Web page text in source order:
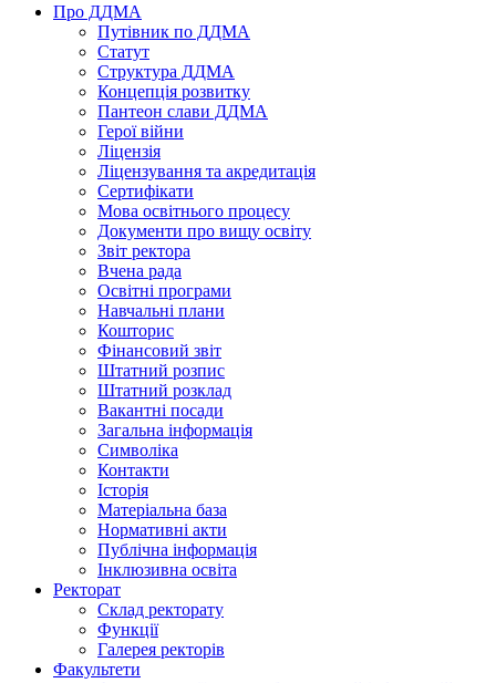
Про ДДМА
Путівник по ДДМА
Статут
Структура ДДМА
Концепція розвитку
Пантеон слави ДДМА
Герої війни
Ліцензія
Ліцензування та акредитація
Сертифікати
Мова освітнього процесу
Документи про вищу освіту
Звіт ректора
Вчена рада
Освітні програми
Навчальні плани
Кошторис
Фінансовий звіт
Штатний розпис
Штатний розклад
Вакантні посади
Загальна інформація
Символіка
Контакти
Історія
Матеріальна база
Нормативні акти
Публічна інформація
Інклюзивна освіта
Ректорат
Склад ректорату
Функції
Галерея ректорів
Факультети